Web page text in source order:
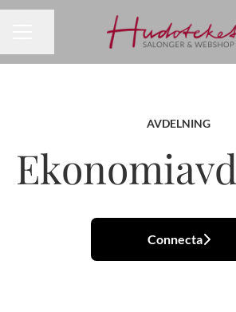
AVDELNING
Connecta